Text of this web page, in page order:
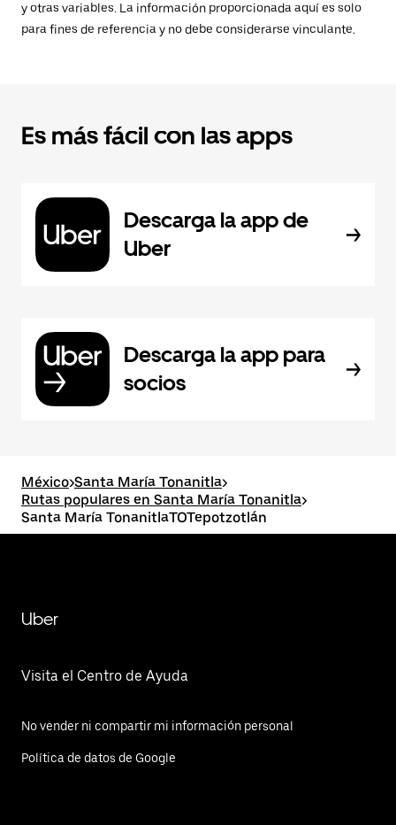
y otras variables. La información proporcionada aquí es solo
para fines de referencia y no debe considerarse vinculante.
Es más fácil con las apps
Descarga la app de
Uber
Descarga la app para
socios
México>Santa María Tonanitla>
Rutas populares en Santa María Tonanitla>
Santa María TonanitlaTOTepotzotlán
Uber
Visita el Centro de Ayuda
No vender ni compartir mi información personal
Política de datos de Google